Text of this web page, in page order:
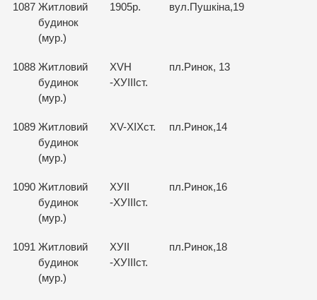
1087 Житловий
будинок
(мур.)
1905р. вул.Пушкіна,19
1088 Житловий
будинок
(мур.)
XVH
-ХУІІІст.
пл.Ринок, 13
1089 Житловий
будинок
(мур.)
XV-ХІХст. пл.Ринок,14
1090 Житловий
будинок
(мур.)
ХУІІ
-ХУІІІст.
пл.Ринок,16
1091 Житловий
будинок
(мур.)
ХУІІ
-ХУІІІст.
пл.Ринок,18